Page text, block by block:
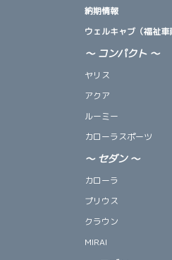
納期情報
ウェルキャブ（福祉車
～ コンパクト ～
ヤリス
アクア
ルーミー
カローラスポーツ
～ セダン ～
カローラ
プリウス
クラウン
MIRAI